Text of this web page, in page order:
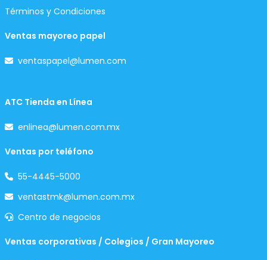
Términos y Condiciones
Ventas mayoreo papel
ventaspapel@lumen.com
ATC Tienda en Línea
enlinea@lumen.com.mx
Ventas por teléfono
55-4445-5000
ventastmk@lumen.com.mx
Centro de negocios
Ventas corporativas / Colegios / Gran Mayoreo